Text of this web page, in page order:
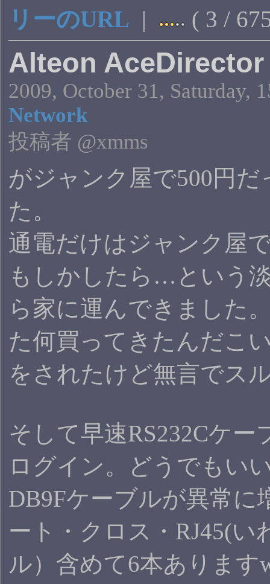
リーのURL | ( 3 /
Alteon AceDirector
2009, October 31, Saturday,
Network
投稿者 @xmms
がジャンク屋で500円
た。
通電だけはジャンク屋
もしかしたら…という
ら家に運んできました
た何買ってきたんだこ
をされたけど無言でス
そして早速RS232Cケ
ログイン。どうでもい
DB9Fケーブルが異常に
ート・クロス・RJ45(い
ル）含めて6本あります